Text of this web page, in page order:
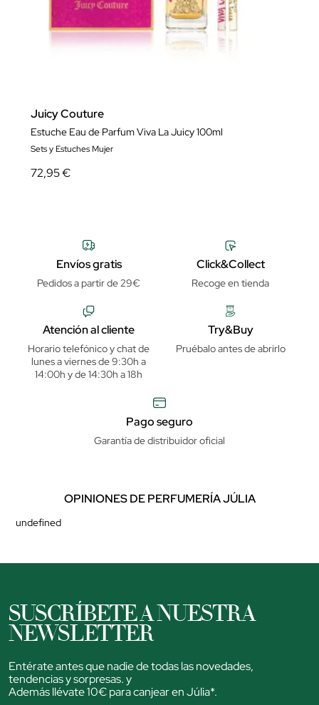
Juicy Couture
Estuche Eau de Parfum Viva La Juicy 100ml
Sets y Estuches Mujer
72,95 €
Envíos gratis
Pedidos a partir de 29€
Click&Collect
Recoge en tienda
Atención al cliente
Horario telefónico y chat de
lunes a viernes de 9:30h a
14:00h y de 14:30h a 18h
Try&Buy
Pruébalo antes de abrirlo
Pago seguro
Garantía de distribuidor oficial
OPINIONES DE PERFUMERÍA JÚLIA
undefined
SUSCRÍBETE A NUESTRA
NEWSLETTER
Entérate antes que nadie de todas las novedades,
tendencias y sorpresas. y
Además llévate 10€ para canjear en Júlia*.